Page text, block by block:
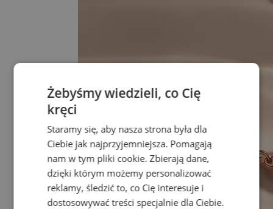
Żebyśmy wiedzieli, co Cię
kręci
Staramy się, aby nasza strona była dla
Ciebie jak najprzyjemniejsza. Pomagają
nam w tym pliki cookie. Zbierają dane,
dzięki którym możemy personalizować
reklamy, śledzić to, co Cię interesuje i
dostosowywać treści specjalnie dla Ciebie.